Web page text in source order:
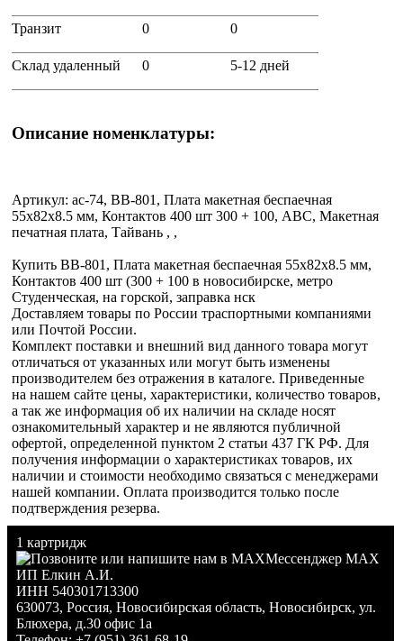
Транзит 0 0
Склад удаленный 0 5-12 дней
Описание номенклатуры:
Артикул: ac-74, BB-801, Плата макетная беспаечная
55х82х8.5 мм, Контактов 400 шт 300 + 100, ABC, Макетная
печатная плата, Тайвань , ,
Купить BB-801, Плата макетная беспаечная 55х82х8.5 мм,
Контактов 400 шт (300 + 100 в новосибирске, метро
Студенческая, на горской, заправка нск
Доставляем товары по России траспортными компаниями
или Почтой России.
Комплект поставки и внешний вид данного товара могут
отличаться от указанных или могут быть изменены
производителем без отражения в каталоге. Приведенные
на нашем сайте цены, характеристики, количество товаров,
а так же информация об их наличии на складе носят
ознакомительный характер и не являются публичной
офертой, определенной пунктом 2 статьи 437 ГК РФ. Для
получения информации о характеристиках товаров, их
наличии и стоимости необходимо связаться с менеджерами
нашей компании. Оплата производится только после
подтверждения резерва.
1 картридж
Мессенджер MAX
ИП Елкин А.И.
ИНН 540301713300
630073, Россия, Новосибирская область, Новосибирск, ул.
Блюхера, д.30 офис 1а